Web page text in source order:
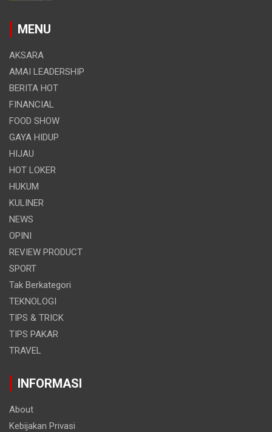
MENU
AKSARA
AMAI LEADERSHIP
BERITA HOT
FINANCIAL
FOOD SHOW
GAYA HIDUP
HIJAU
HOT LOKER
HUKUM
KULINER
NEWS
OPINI
REVIEW PRODUCT
SPORT
Tak Berkategori
TEKNOLOGI
TIPS & TRICK
TIPS PAKAR
TRAVEL
INFORMASI
About
Kebijakan Privasi